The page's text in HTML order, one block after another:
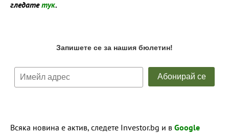
гледатетук.
Всяка новина е актив, следете Investor.bg и в Google